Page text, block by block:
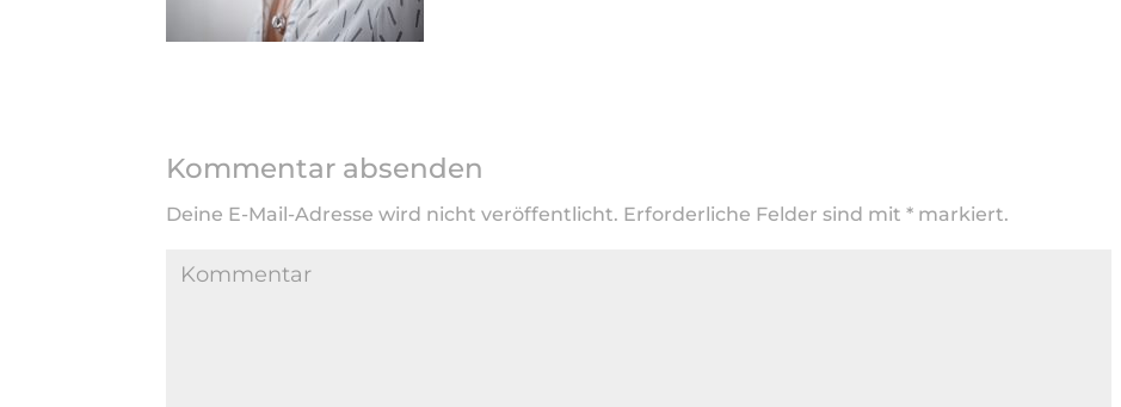
Kommentar absenden
Deine E-Mail-Adresse wird nicht veröffentlicht. Erforderliche Felder sind mit * markiert.